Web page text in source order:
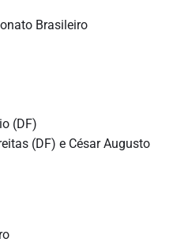
Brasileiro
(DF)
(DF) e César Augusto